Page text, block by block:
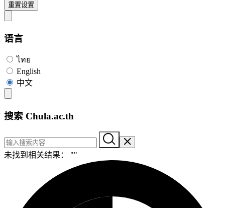
重置设置
语言
ไทย
English
中文
搜索 Chula.ac.th
未找到相关结果： ""